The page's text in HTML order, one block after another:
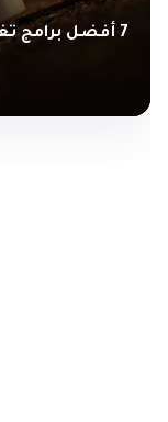
7 أفضل برامج تغيير صوت جوست فيس المفيدة